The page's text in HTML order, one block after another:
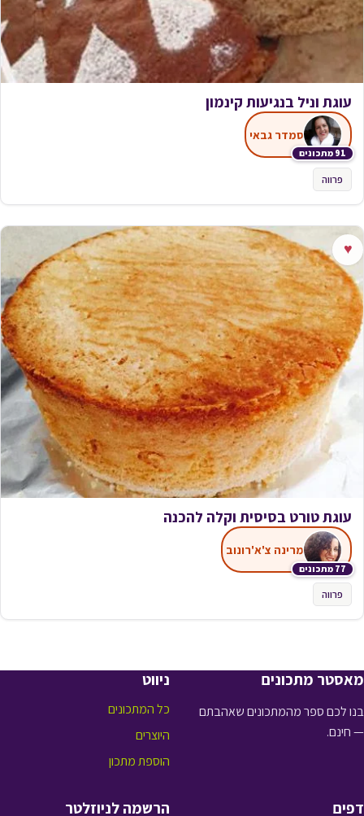
עוגת וניל בנגיעות קינמון
91 מתכונים
סמדר גבאי
פרווה
♥
עוגת טורט בסיסית וקלה להכנה
77 מתכונים
מרינה צ'א'רונוב
פרווה
מאסטר מתכונים
בנו לכם ספר מהמתכונים שאהבתם
— חינם.
ניווט
כל המתכונים
היוצרים
הוספת מתכון
דפים הרשמה לניוזלטר